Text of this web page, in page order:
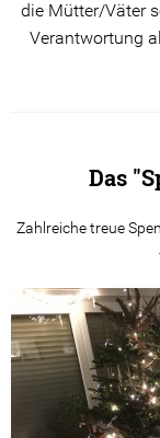
die Mütter/Väter
Verantwortung
Das
Zahlreiche treue